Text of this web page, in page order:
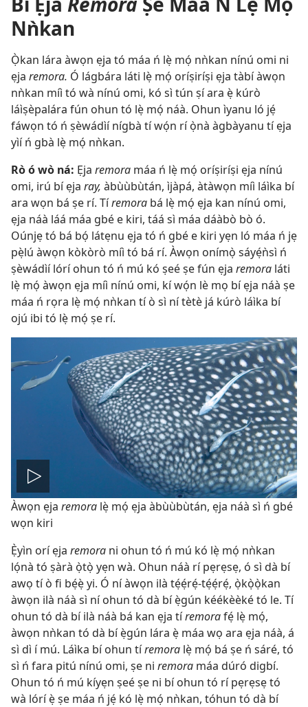
Nǹkan
Ọ̀kan lára àwọn ẹja tó máa ń lẹ̀ mọ́ nǹkan nínú omi ni
ẹja remora. Ó lágbára láti lẹ̀ mọ́ oríṣiríṣi ẹja tàbí àwọn
nǹkan míì tó wà nínú omi, kó sì tún ṣí ara ẹ̀ kúrò
láìṣèpalára fún ohun tó lẹ̀ mọ́ náà. Ohun ìyanu ló jẹ́
fáwọn tó ń ṣèwádìí nígbà tí wọ́n rí ọ̀nà àgbàyanu tí ẹja
yìí ń gbà lẹ̀ mọ́ nǹkan.
Rò ó wò ná: Ẹja remora máa ń lẹ̀ mọ́ oríṣiríṣi ẹja nínú
omi, irú bí ẹja ray, àbùùbùtán, ìjàpá, àtàwọn míì láìka bí
ara wọn bá ṣe rí. Tíremora bá lẹ̀ mọ́ ẹja kan nínú omi,
ẹja náà láá máa gbé e kiri, táá sì máa dáàbò bò ó.
Oúnjẹ tó bá bọ́ látẹnu ẹja tó ń gbé e kiri yẹn ló máa ń jẹ
pẹ̀lú àwọn kòkòrò míì tó bá rí. Àwọn onímọ̀ sáyẹ́ǹsì ń
ṣèwádìí lórí ohun tó ń mú kó ṣeé ṣe fún ẹja remora láti
lẹ̀ mọ́ àwọn ẹja míì nínú omi, kí wọ́n lè mọ bí ẹja náà ṣe
máa ń rọra lẹ̀ mọ́ nǹkan tí ò sì ní tètè já kúrò láìka bí
ojú ibi tó lẹ̀ mọ́ ṣe rí.
Play
video
Àwọn ẹja remora lẹ̀ mọ́ ẹja àbùùbùtán, ẹja náà sì ń gbé
wọn kiri
Ẹ̀yìn orí ẹja remora ni ohun tó ń mú kó lẹ̀ mọ́ nǹkan
lọ́nà tó ṣàrà ọ̀tọ̀ yẹn wà. Ohun náà rí pẹrẹsẹ, ó sì dà bí
awọ tí ò fi bẹ́ẹ̀ yi. Ó ní àwọn ilà tẹ́ẹ́rẹ́-tẹ́ẹ́rẹ́, ọ̀kọ̀ọ̀kan
àwọn ilà náà sì ní ohun tó dà bí ẹ̀gún kéékèèké tó le. Tí
ohun tó dà bí ilà náà bá kan ẹja tíremorafẹ́ lẹ̀ mọ́,
àwọn nǹkan tó dà bí ẹ̀gún lára ẹ̀ máa wọ ara ẹja náà, á
sì dì í mú. Láìka bí ohun tíremora lẹ̀ mọ́ bá ṣe ń sáré, tó
sì ń fara pitú nínú omi, ṣe ni remora máa dúró digbí.
Ohun tó ń mú kíyẹn ṣeé ṣe ni bí ohun tó rí pẹrẹsẹ tó
wà lórí ẹ̀ ṣe máa ń jẹ́ kó lẹ̀ mọ́ nǹkan, tóhun tó dà bí